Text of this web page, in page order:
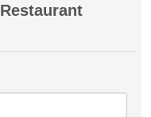
Restaurant